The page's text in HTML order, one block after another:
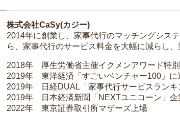
株式会社CaSy(カジー)
2014年に創業し、家事代行のマッチングシス
ら、家事代行のサービス料金を大幅に減らし、
2018年 厚生労働省主催イクメンアワード特
2019年 東洋経済「すごいベンチャー100」に
2019年 日経DUAL「家事代行サービスランキ
2019年 日本経済新聞「NEXTユニコーン」企
2022年 東京証券取引所マザーズ上場